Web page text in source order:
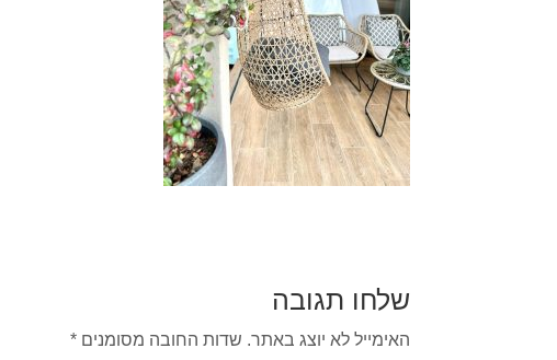
שלחו תגובה
האימייל לא יוצג באתר. שדות החובה מסומנים*